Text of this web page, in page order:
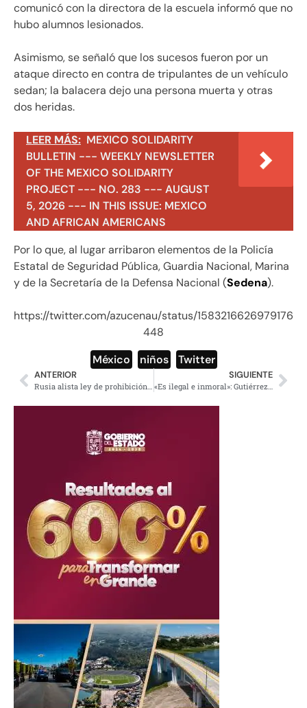
comunicó con la directora de la escuela informó que no
hubo alumnos lesionados.
Asimismo, se señaló que los sucesos fueron por un
ataque directo en contra de tripulantes de un vehículo
sedan; la balacera dejo una persona muerta y otras
dos heridas.
LEER MÁS: MEXICO SOLIDARITY
BULLETIN --- WEEKLY NEWSLETTER
OF THE MEXICO SOLIDARITY
PROJECT --- NO. 283 --- AUGUST
5, 2026 --- IN THIS ISSUE: MEXICO
AND AFRICAN AMERICANS
Por lo que, al lugar arribaron elementos de la Policía
Estatal de Seguridad Pública, Guardia Nacional, Marina
y de la Secretaría de la Defensa Nacional (Sedena).
https://twitter.com/azucenau/status/1583216626979176
448
México
niños Twitter
ANTERIOR
Rusia alista ley de prohibición total de «propaganda» homosexual
SIGUIENTE
«Es ilegal e inmoral»: Gutiérrez Müller se suma a denuncia de plagio de Ralph Lauren